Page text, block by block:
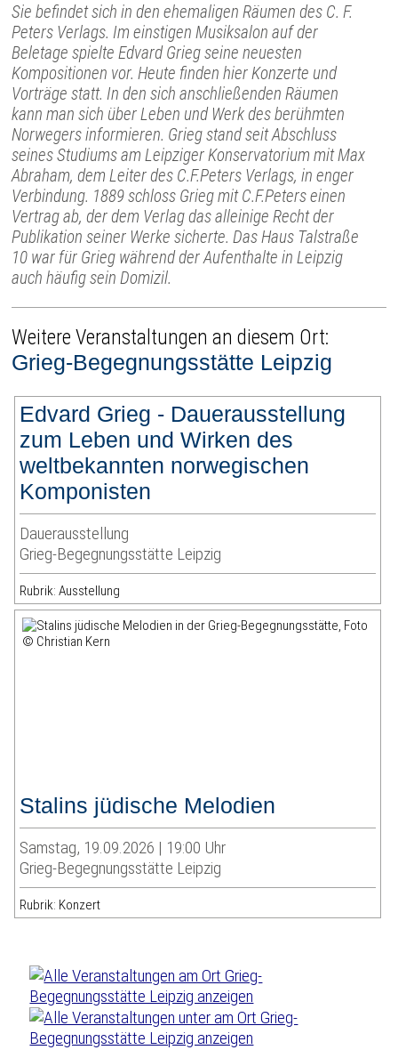
Sie befindet sich in den ehemaligen Räumen des C. F.
Peters Verlags. Im einstigen Musiksalon auf der
Beletage spielte Edvard Grieg seine neuesten
Kompositionen vor. Heute finden hier Konzerte und
Vorträge statt. In den sich anschließenden Räumen
kann man sich über Leben und Werk des berühmten
Norwegers informieren. Grieg stand seit Abschluss
seines Studiums am Leipziger Konservatorium mit Max
Abraham, dem Leiter des C.F.Peters Verlags, in enger
Verbindung. 1889 schloss Grieg mit C.F.Peters einen
Vertrag ab, der dem Verlag das alleinige Recht der
Publikation seiner Werke sicherte. Das Haus Talstraße
10 war für Grieg während der Aufenthalte in Leipzig
auch häufig sein Domizil.
Weitere Veranstaltungen an diesem Ort:
Grieg-Begegnungsstätte Leipzig
Edvard Grieg - Dauerausstellung
zum Leben und Wirken des
weltbekannten norwegischen
Komponisten
Dauerausstellung
Grieg-Begegnungsstätte Leipzig
Rubrik: Ausstellung
Stalins jüdische Melodien
Samstag, 19.09.2026 | 19:00 Uhr
Grieg-Begegnungsstätte Leipzig
Rubrik: Konzert